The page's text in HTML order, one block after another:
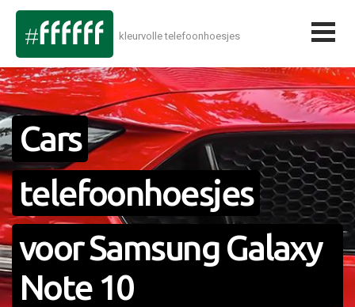
kleurvolle telefoonhoesjes
Cars
telefoonhoesjes
voor Samsung Galaxy
Note 10